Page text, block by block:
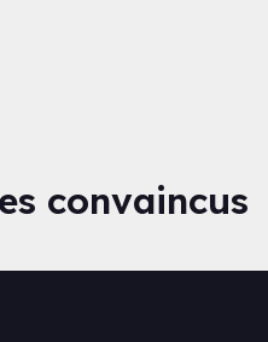
convaincus